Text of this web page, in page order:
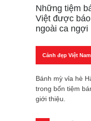
Những tiệm
Việt được
ngoài ca ngợi
Cảnh đẹp Việt Nam
Bánh mỳ vỉa hè
trong bốn tiệm
giới thiệu.